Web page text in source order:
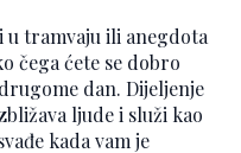
u tramvaju ili anegdota
čega ćete se dobro
dan. Dijeljenje
ljude i služi kao
kada vam je